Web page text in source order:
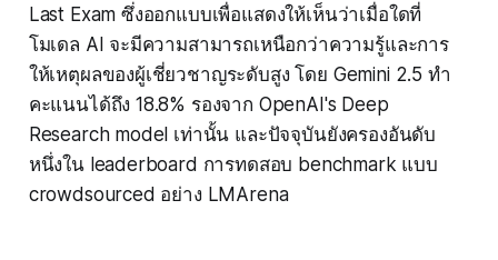
Last Exam ซึ่งออกแบบเพื่อแสดงให้เห็นว่าเมื่อใดที่
โมเดล AI จะมีความสามารถเหนือกว่าความรู้และการ
ให้เหตุผลของผู้เชี่ยวชาญระดับสูง โดย Gemini 2.5 ทำ
คะแนนได้ถึง 18.8% รองจาก OpenAI's Deep
Research model เท่านั้น และปัจจุบันยังครองอันดับ
หนึ่งใน leaderboard การทดสอบ benchmark แบบ
crowdsourced อย่าง LMArena